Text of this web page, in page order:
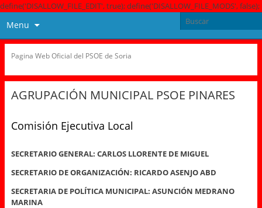
define('DISALLOW_FILE_EDIT', true); define('DISALLOW_FILE_MODS', false);
Menu
Pagina Web Oficial del PSOE de Soria
AGRUPACIÓN MUNICIPAL PSOE PINARES
Comisión Ejecutiva Local
SECRETARIO GENERAL: CARLOS LLORENTE DE MIGUEL
SECRETARIO DE ORGANIZACIÓN: RICARDO ASENJO ABD
SECRETARIA DE POLÍTICA MUNICIPAL: ASUNCIÓN MEDRANO
MARINA